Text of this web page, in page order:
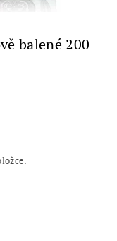
balené 200